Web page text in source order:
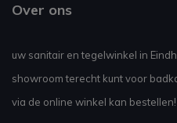
Over ons
uw sanitair en tegelwinkel in
showroom terecht kunt voor
via de online winkel kan bestellen!